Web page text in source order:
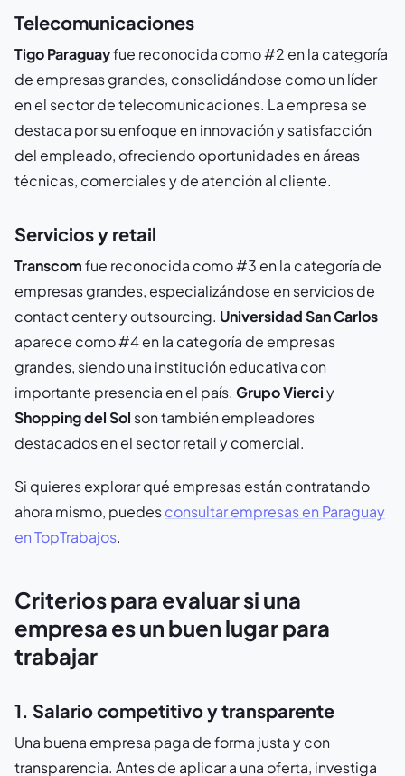
Telecomunicaciones
Tigo Paraguayfue reconocida como #2 en la categoría
de empresas grandes, consolidándose como un líder
en el sector de telecomunicaciones. La empresa se
destaca por su enfoque en innovación y satisfacción
del empleado, ofreciendo oportunidades en áreas
técnicas, comerciales y de atención al cliente.
Servicios y retail
Transcomfue reconocida como #3 en la categoría de
empresas grandes, especializándose en servicios de
contact center y outsourcing. Universidad San Carlos
aparece como #4 en la categoría de empresas
grandes, siendo una institución educativa con
importante presencia en el país. Grupo Vierciy
Shopping del Sol son también empleadores
destacados en el sector retail y comercial.
Si quieres explorar qué empresas están contratando
ahora mismo, puedesconsultar empresas en Paraguay
en TopTrabajos.
Criterios para evaluar si una
empresa es un buen lugar para
trabajar
1. Salario competitivo y transparente
Una buena empresa paga de forma justa y con
transparencia. Antes de aplicar a una oferta, investiga